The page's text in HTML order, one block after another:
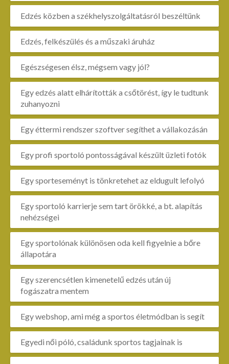
Edzés közben a székhelyszolgáltatásról beszéltünk
Edzés, felkészülés és a műszaki áruház
Egészségesen élsz, mégsem vagy jól?
Egy edzés alatt elhárították a csőtörést, így le tudtunk
zuhanyozni
Egy éttermi rendszer szoftver segíthet a vállakozásán
Egy profi sportoló pontosságával készült üzleti fotók
Egy sporteseményt is tönkretehet az eldugult lefolyó
Egy sportoló karrierje sem tart örökké, a bt. alapítás
nehézségei
Egy sportolónak különösen oda kell figyelnie a bőre
állapotára
Egy szerencsétlen kimenetelű edzés után új
fogászatra mentem
Egy webshop, ami még a sportos életmódban is segít
Egyedi női póló, családunk sportos tagjainak is